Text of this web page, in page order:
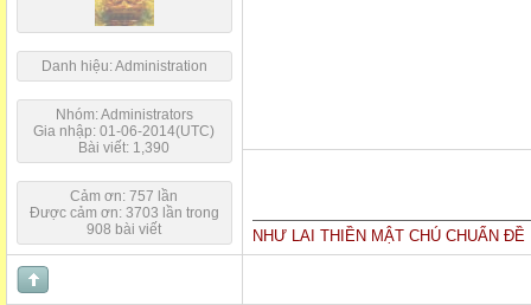
Danh hiệu: Administration
Nhóm: Administrators
Gia nhập: 01-06-2014(UTC)
Bài viết: 1,390
Cảm ơn: 757 lần
Được cảm ơn: 3703 lần trong
908 bài viết
NHƯ LAI THIỀN MẬT CHÚ CHUẨN ĐỀ